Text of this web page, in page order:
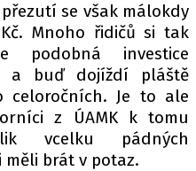
/ COOKIES
se však málokdy
Mnoho řidičů si tak
podobná investice
a buď dojíždí pláště
celoročních. Je to ale
z ÚAMK k tomu
vcelku pádných
brát v potaz.